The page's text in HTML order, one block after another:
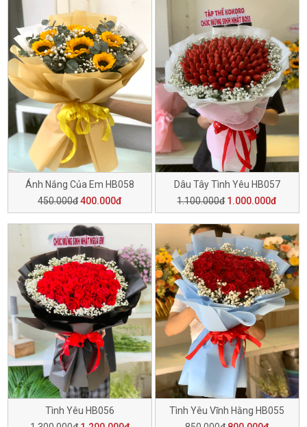
Ánh Nắng Của Em HB058
450.000đ400.000đ
Dâu Tây Tình Yêu HB057
1.100.000đ 1.000.000đ
Tình Yêu HB056
Tình Yêu Vĩnh Hằng HB055